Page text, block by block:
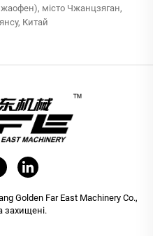
місто Чжанцзяган,
Китай
Golden Far East Machinery Co.,
захищені.